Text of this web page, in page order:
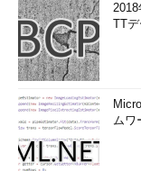
TT
ムワ